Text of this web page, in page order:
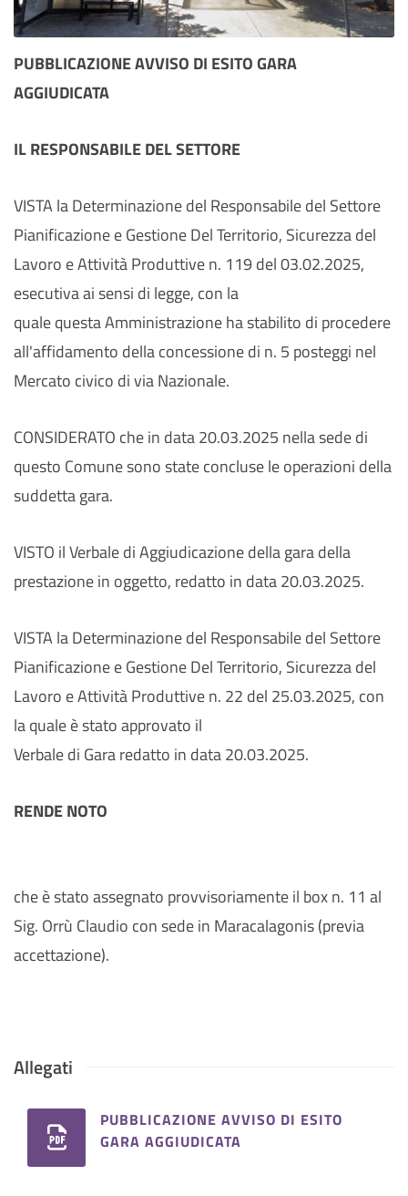
PUBBLICAZIONE AVVISO DI ESITO GARA
AGGIUDICATA
IL RESPONSABILE DEL SETTORE
VISTA la Determinazione del Responsabile del Settore
Pianificazione e Gestione Del Territorio, Sicurezza del
Lavoro e Attività Produttive n. 119 del 03.02.2025,
esecutiva ai sensi di legge, con la
quale questa Amministrazione ha stabilito di procedere
all'affidamento della concessione di n. 5 posteggi nel
Mercato civico di via Nazionale.
CONSIDERATO che in data 20.03.2025 nella sede di
questo Comune sono state concluse le operazioni della
suddetta gara.
VISTO il Verbale di Aggiudicazione della gara della
prestazione in oggetto, redatto in data 20.03.2025.
VISTA la Determinazione del Responsabile del Settore
Pianificazione e Gestione Del Territorio, Sicurezza del
Lavoro e Attività Produttive n. 22 del 25.03.2025, con
la quale è stato approvato il
Verbale di Gara redatto in data 20.03.2025.
RENDE NOTO
che è stato assegnato provvisoriamente il box n. 11 al
Sig. Orrù Claudio con sede in Maracalagonis (previa
accettazione).
Allegati
PUBBLICAZIONE AVVISO DI ESITO
GARA AGGIUDICATA